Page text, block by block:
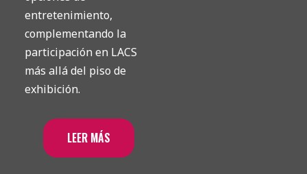
entretenimiento,
complementando la
participación en LACS
más allá del piso de
exhibición.
LEER MÁS